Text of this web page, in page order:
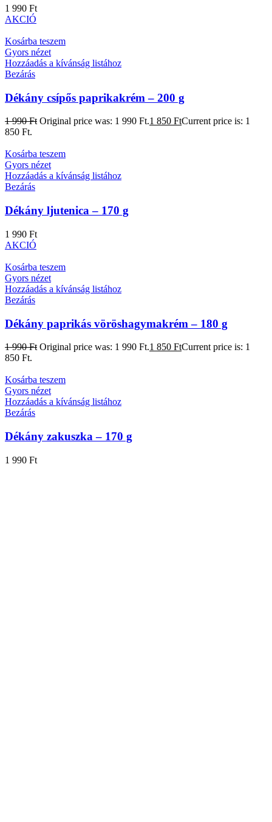
1 990 Ft
AKCIÓ
Kosárba teszem
Gyors nézet
Hozzáadás a kívánság listához
Bezárás
Dékány csípős paprikakrém – 200 g
1 990Ft Original price was: 1 990 Ft.1 850 FtCurrent price is: 1
850 Ft.
Kosárba teszem
Gyors nézet
Hozzáadás a kívánság listához
Bezárás
Dékány ljutenica – 170 g
1 990 Ft
AKCIÓ
Kosárba teszem
Gyors nézet
Hozzáadás a kívánság listához
Bezárás
Dékány paprikás vöröshagymakrém – 180 g
1 990Ft Original price was: 1 990 Ft.1 850 FtCurrent price is: 1
850 Ft.
Kosárba teszem
Gyors nézet
Hozzáadás a kívánság listához
Bezárás
Dékány zakuszka – 170 g
1 990 Ft